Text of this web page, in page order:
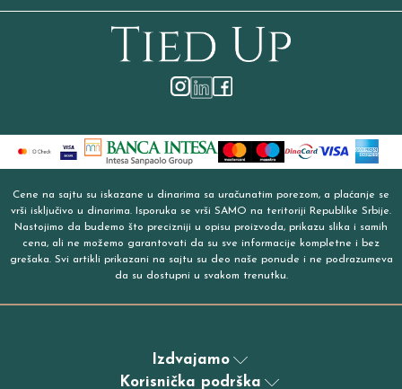
Cene na sajtu su iskazane u dinarima sa uračunatim porezom, a plaćanje se
vrši isključivo u dinarima. Isporuka se vrši SAMO na teritoriji Republike Srbije.
Nastojimo da budemo što precizniji u opisu proizvoda, prikazu slika i samih
cena, ali ne možemo garantovati da su sve informacije kompletne i bez
grešaka. Svi artikli prikazani na sajtu su deo naše ponude i ne podrazumeva
da su dostupni u svakom trenutku.
Izdvajamo
Korisnička podrška